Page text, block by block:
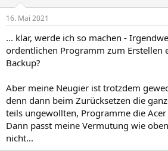
16. Mai 2021
... klar, werde ich so machen -
ordentlichen Programm zum Erstellen
Backup?
Aber meine Neugier ist trotzdem
denn dann beim Zurücksetzen die
teils ungewollten, Programme die
Dann passt meine Vermutung wie
nicht...